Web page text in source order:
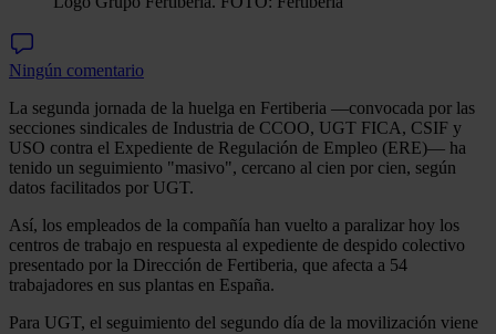
Ningún comentario
La segunda jornada de la huelga en Fertiberia —convocada por las
secciones sindicales de Industria de CCOO, UGT FICA, CSIF y
USO contra el Expediente de Regulación de Empleo (ERE)— ha
tenido un seguimiento "masivo", cercano al cien por cien, según
datos facilitados por UGT.
Así, los empleados de la compañía han vuelto a paralizar hoy los
centros de trabajo en respuesta al expediente de despido colectivo
presentado por la Dirección de Fertiberia, que afecta a 54
trabajadores en sus plantas en España.
Para UGT, el seguimiento del segundo día de la movilización viene